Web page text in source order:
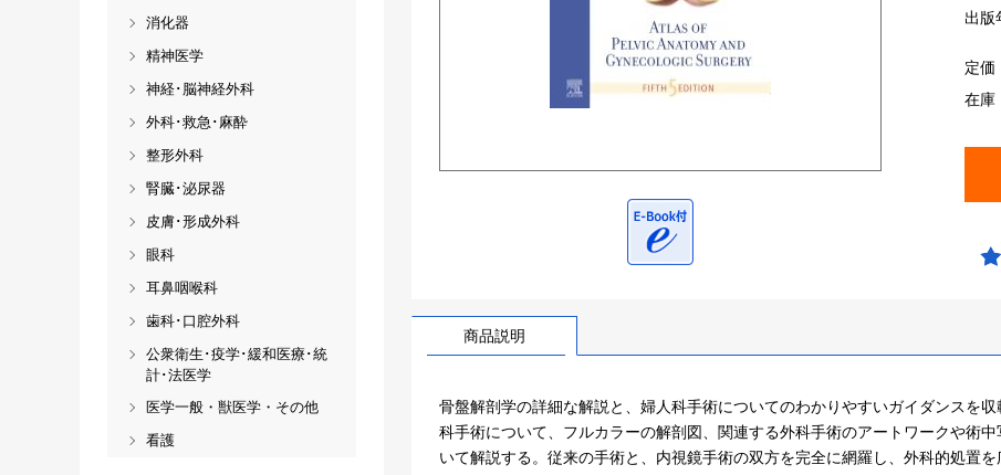
出版
在庫
定価
商品説明
骨盤解剖学の詳細な解説と、婦人科手術についてのわかりやすいガイダンスを
科手術について、フルカラーの解剖図、関連する外科手術のアートワークや術
いて解説する。従来の手術と、内視鏡手術の双方を完全に網羅し、外科的処置を
消化器
精神医学
神経･脳神経外科
外科･救急･麻酔
整形外科
腎臓･泌尿器
皮膚･形成外科
眼科
耳鼻咽喉科
歯科･口腔外科
公衆衛生･疫学･緩和医療･統
計･法医学
医学一般・獣医学・その他
看護